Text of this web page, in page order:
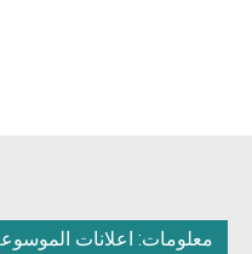
معلومات: اعلانات